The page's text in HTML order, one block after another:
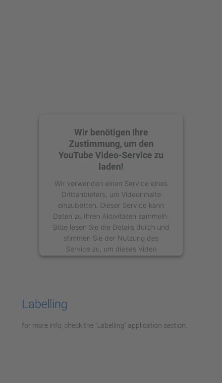
Wir benötigen Ihre
Zustimmung, um den
YouTube Video-Service zu
laden!
Wir verwenden einen Service eines
Drittanbieters, um Videoinhalte
einzubetten. Dieser Service kann
Daten zu Ihren Aktivitäten sammeln.
Bitte lesen Sie die Details durch und
stimmen Sie der Nutzung des
Service zu, um dieses Video
anzusehen.
powered by Usercentrics Consent
Labelling
for more info, check the "Labelling" application section.